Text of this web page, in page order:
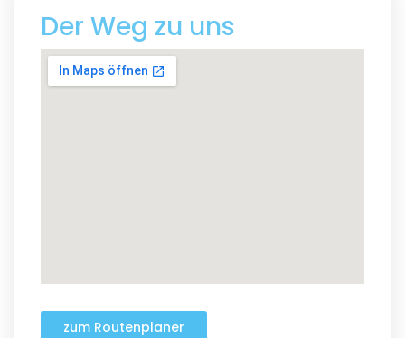
Der Weg zu uns
zum Routenplaner